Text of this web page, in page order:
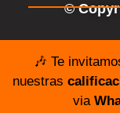
©
🎶 Te
nuestras
via